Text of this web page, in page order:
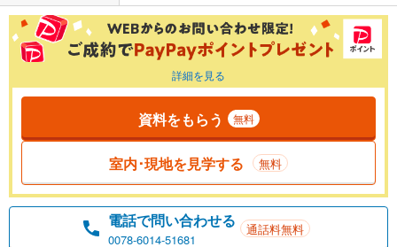
詳細を見る
資料をもらう 無料
室内･現地を見学する 無料
電話で問い合わせる
0078-6014-51681
通話料無料